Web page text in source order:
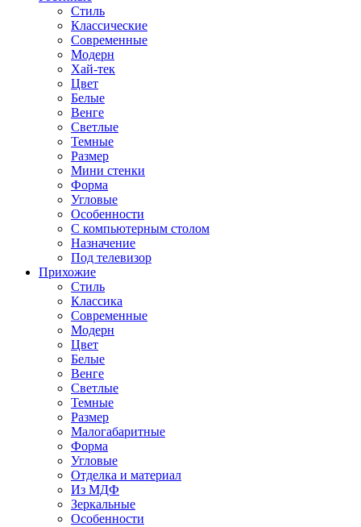
Стиль
Классические
Современные
Модерн
Хай-тек
Цвет
Белые
Венге
Светлые
Темные
Размер
Мини стенки
Форма
Угловые
Особенности
С компьютерным столом
Назначение
Под телевизор
Прихожие
Стиль
Классика
Современные
Модерн
Цвет
Белые
Венге
Светлые
Темные
Размер
Малогабаритные
Форма
Угловые
Отделка и материал
Из МДФ
Зеркальные
Особенности